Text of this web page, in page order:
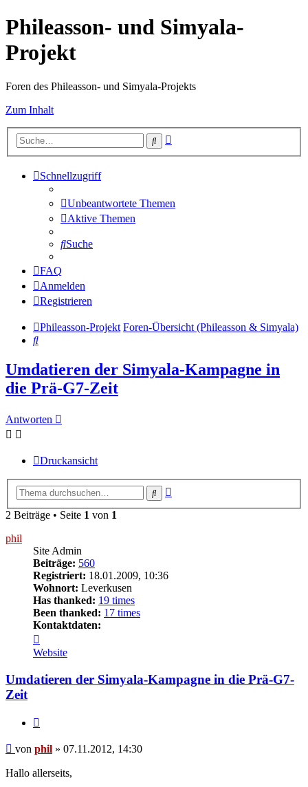
Phileasson- und Simyala-
Projekt
Foren des Phileasson- und Simyala-Projekts
Zum Inhalt
Suche
Schnellzugriff
Unbeantwortete Themen
Aktive Themen
Suche
FAQ
Anmelden
Registrieren
Phileasson-Projekt Foren-Übersicht (Phileasson & Simyala)
Suche
Umdatieren der Simyala-Kampagne in
die Prä-G7-Zeit
Antworten
Druckansicht
Suche
2 Beiträge • Seite 1 von 1
phil
Site Admin
Beiträge: 560
Registriert: 18.01.2009, 10:36
Wohnort: Leverkusen
Has thanked: 19 times
Been thanked: 17 times
Kontaktdaten:
von
phil
Website
Umdatieren der Simyala-Kampagne in die Prä-G7-
Zeit
Beitrag
von phil » 07.11.2012, 14:30
Hallo allerseits,